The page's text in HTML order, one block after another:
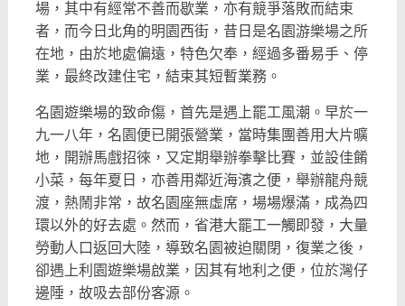
場， 其中有經常不善而歇業，亦有競爭落敗而結束
者， 而今日北角的明園西街，昔日是名園游樂場之所
在地， 由於地處偏遠，特色欠奉，經過多番易手、停
業，最終改建住宅， 結束其短暫業務。
名園遊樂場的致命傷，首先是遇上罷工風潮。早於一
九一八年， 名園便已開張營業，當時集團善用大片曠
地，開辦馬戲招徠， 又定期舉辦拳擊比賽，並設佳餚
小菜，每年夏日， 亦善用鄰近海濱之便，舉辦龍舟競
渡，熱鬧非常，故名園座無虛席， 場場爆滿，成為四
環以外的好去處。然而，省港大罷工一觸即發， 大量
勞動人口返回大陸，導致名園被迫關閉，復業之後，
卻遇上利園遊樂場啟業，因其有地利之便，位於灣仔
邊陲， 故吸去部份客源。